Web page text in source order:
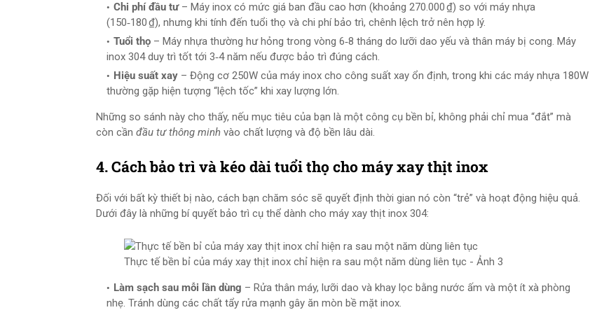
Chi phí đầu tư– Máy inox có mức giá ban đầu cao hơn (khoảng 270.000 ₫) so với máy nhựa
(150‑180 ₫), nhưng khi tính đến tuổi thọ và chi phí bảo trì, chênh lệch trở nên hợp lý.
Tuổi thọ – Máy nhựa thường hư hỏng trong vòng 6‑8 tháng do lưỡi dao yếu và thân máy bị cong. Máy
inox 304 duy trì tốt tới 3‑4 năm nếu được bảo trì đúng cách.
Hiệu suất xay – Động cơ 250W của máy inox cho công suất xay ổn định, trong khi các máy nhựa 180W
thường gặp hiện tượng “lệch tốc” khi xay lượng lớn.
Những so sánh này cho thấy, nếu mục tiêu của bạn là một công cụ bền bỉ, không phải chỉ mua “đắt” mà
còn cần đầu tư thông minh vào chất lượng và độ bền lâu dài.
4. Cách bảo trì và kéo dài tuổi thọ cho máy xay thịt inox
Đối với bất kỳ thiết bị nào, cách bạn chăm sóc sẽ quyết định thời gian nó còn “trẻ” và hoạt động hiệu quả.
Dưới đây là những bí quyết bảo trì cụ thể dành cho máy xay thịt inox 304:
Thực tế bền bỉ của máy xay thịt inox chỉ hiện ra sau một năm dùng liên tục - Ảnh 3
Làm sạch sau mỗi lần dùng – Rửa thân máy, lưỡi dao và khay lọc bằng nước ấm và một ít xà phòng
nhẹ. Tránh dùng các chất tẩy rửa mạnh gây ăn mòn bề mặt inox.